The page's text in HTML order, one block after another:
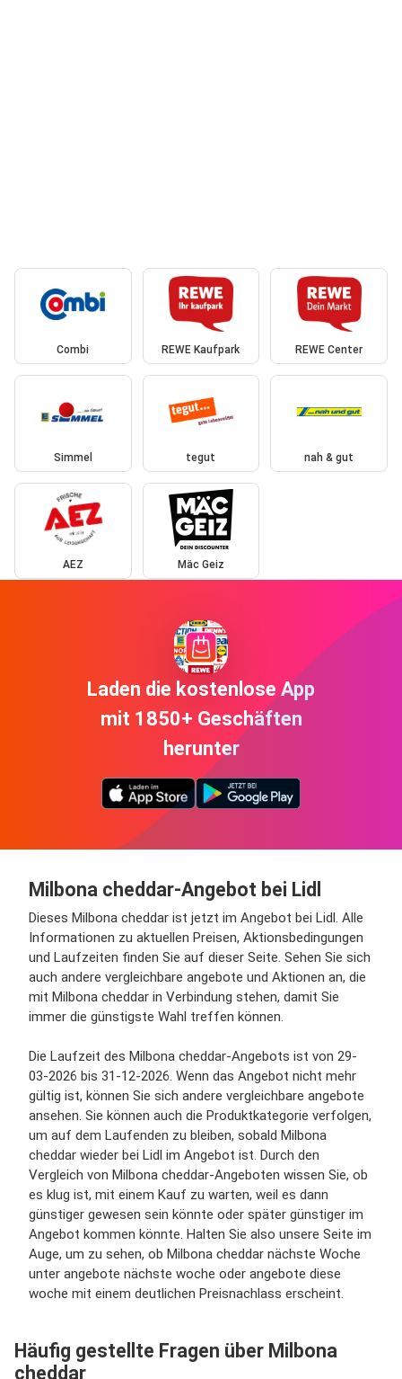
Combi REWE Kaufpark REWE Center
Simmel tegut nah & gut
AEZ Mäc Geiz
Laden die kostenlose App
mit 1850+ Geschäften
herunter
Milbona cheddar-Angebot bei Lidl
Dieses Milbona cheddar ist jetzt im Angebot bei Lidl. Alle
Informationen zu aktuellen Preisen, Aktionsbedingungen
und Laufzeiten finden Sie auf dieser Seite. Sehen Sie sich
auch andere vergleichbare angebote und Aktionen an, die
mit Milbona cheddar in Verbindung stehen, damit Sie
immer die günstigste Wahl treffen können.
Die Laufzeit des Milbona cheddar-Angebots ist von 29-
03-2026 bis 31-12-2026. Wenn das Angebot nicht mehr
gültig ist, können Sie sich andere vergleichbare angebote
ansehen. Sie können auch die Produktkategorie verfolgen,
um auf dem Laufenden zu bleiben, sobald Milbona
cheddar wieder bei Lidl im Angebot ist. Durch den
Vergleich von Milbona cheddar-Angeboten wissen Sie, ob
es klug ist, mit einem Kauf zu warten, weil es dann
günstiger gewesen sein könnte oder später günstiger im
Angebot kommen könnte. Halten Sie also unsere Seite im
Auge, um zu sehen, ob Milbona cheddar nächste Woche
unter angebote nächste woche oder angebote diese
woche mit einem deutlichen Preisnachlass erscheint.
Häufig gestellte Fragen über Milbona
cheddar